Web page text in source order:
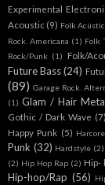
Experimental
Acoustic (9) Folk
Rock. Americana (1) Folk
Rock/Punk (1) Folk/
Future Bass (24)
(89) Garage Rock.
(1) Glam / Hair
Gothic / Dark Wave (7)
Happy Punk (5)
Punk (32) Hardstyle (2)
(2) Hip Hop Rap (2) Hip-
Hip-hop/Rap (56)